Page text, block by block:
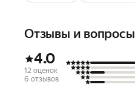
Отзывы и вопросы
4.0
12 оценок
6 отзывов